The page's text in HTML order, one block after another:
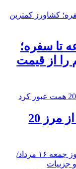
تا سفره؛
را از قیمت
ارزش معاملات خرد از مرز 20
قیمت طلا و سکه امروز جمعه ۱۶ مرداد/
جزییات